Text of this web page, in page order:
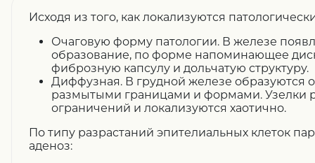
Исходя из того, как локализуются
Очаговую форму патологии. В железе
образование, по форме напоминающее
фиброзную капсулу и дольчатую структуру.
Диффузная. В грудной железе образуются
размытыми границами и формами. Узелки
ограничений и локализуются хаотично.
По типу разрастаний эпителиальных клеток
аденоз: